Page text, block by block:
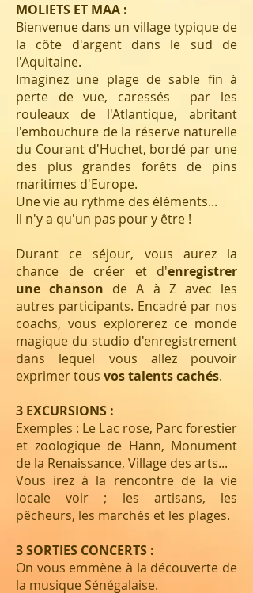
MOLIETS ET MAA :
Bienvenue dans un village typique de
la côte d'argent dans le sud de
l'Aquitaine.
Imaginez une plage de sable fin à
perte de vue, caressés par les
rouleaux de l'Atlantique, abritant
l'embouchure de la réserve naturelle
du Courant d'Huchet, bordé par une
des plus grandes forêts de pins
maritimes d'Europe.
Une vie au rythme des éléments...
Il n'y a qu'un pas pour y être !
Durant ce séjour, vous aurez la
chance de créer et d'enregistrer
une chanson de A à Z avec les
autres participants. Encadré par nos
coachs, vous explorerez ce monde
magique du studio d'enregistrement
dans lequel vous allez pouvoir
exprimer tous vos talents cachés.
3 EXCURSIONS :
Exemples : Le Lac rose, Parc forestier
et zoologique de Hann, Monument
de la Renaissance, Village des arts...
Vous irez à la rencontre de la vie
locale voir ; les artisans, les
pêcheurs, les marchés et les plages.
3 SORTIES CONCERTS :
On vous emmène à la découverte de
la musique Sénégalaise.